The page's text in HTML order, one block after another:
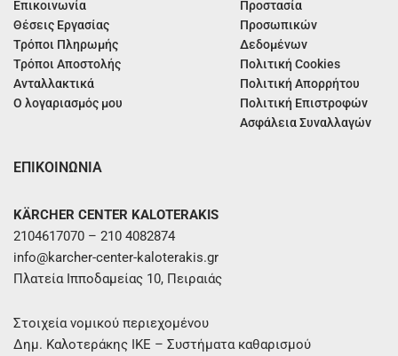
Επικοινωνία
Θέσεις Εργασίας
Τρόποι Πληρωμής
Τρόποι Αποστολής
Ανταλλακτικά
Ο λογαριασμός μου
Προστασία
Προσωπικών
Δεδομένων
Πολιτική Cookies
Πολιτική Απορρήτου
Πολιτική Επιστροφών
Ασφάλεια Συναλλαγών
ΕΠΙΚΟΙΝΩΝΙΑ
KÄRCHER CENTER KALOTERAKIS
2104617070 – 210 4082874
info@karcher-center-kaloterakis.gr
Πλατεία Ιπποδαμείας 10, Πειραιάς
Στοιχεία νομικού περιεχομένου
Δημ. Καλοτεράκης ΙΚΕ – Συστήματα καθαρισμού